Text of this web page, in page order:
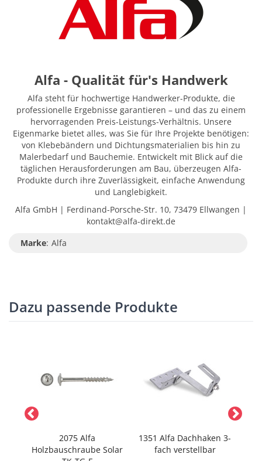
Alfa - Qualität für's Handwerk
Alfa steht für hochwertige Handwerker-Produkte, die
professionelle Ergebnisse garantieren – und das zu einem
hervorragenden Preis-Leistungs-Verhältnis. Unsere
Eigenmarke bietet alles, was Sie für Ihre Projekte benötigen:
von Klebebändern und Dichtungsmaterialien bis hin zu
Malerbedarf und Bauchemie. Entwickelt mit Blick auf die
täglichen Herausforderungen am Bau, überzeugen Alfa-
Produkte durch ihre Zuverlässigkeit, einfache Anwendung
und Langlebigkeit.
Alfa GmbH | Ferdinand-Porsche-Str. 10, 73479 Ellwangen |
kontakt@alfa-direkt.de
Marke: Alfa
Dazu passende Produkte
2075 Alfa
Holzbauschraube Solar
1351 Alfa Dachhaken 3-
fach verstellbar